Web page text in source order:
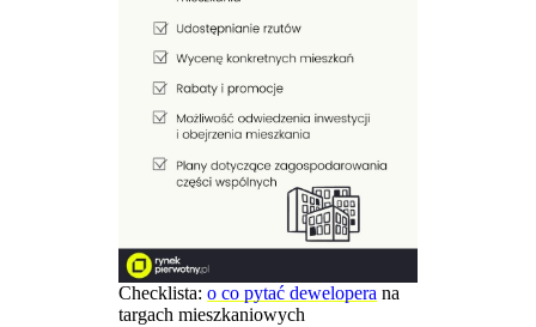
Checklista:o co pytać dewelopera na
targach mieszkaniowych